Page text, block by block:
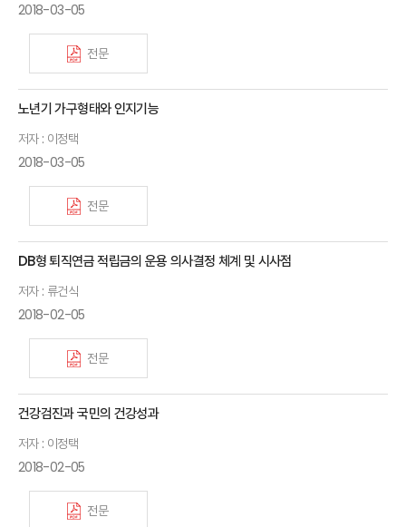
2018-03-05
전문
노년기 가구형태와 인지기능
저자 : 이정택
2018-03-05
전문
DB형 퇴직연금 적립금의 운용 의사결정 체계 및 시사점
저자 : 류건식
2018-02-05
전문
건강검진과 국민의 건강성과
저자 : 이정택
2018-02-05
전문